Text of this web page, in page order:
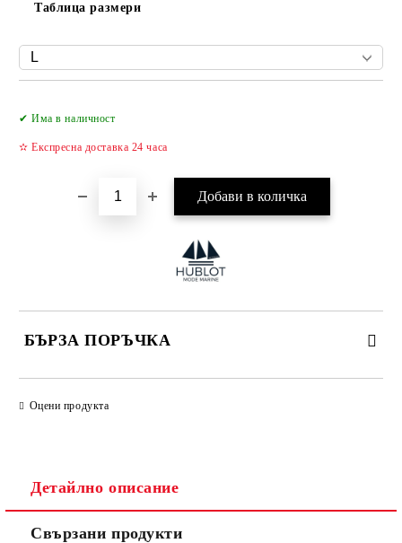
Таблица размери
✔ Има в наличност
✫ Експресна доставка 24 часа
БЪРЗА ПОРЪЧКА
Оцени продукта
Детайлно описание
Свързани продукти